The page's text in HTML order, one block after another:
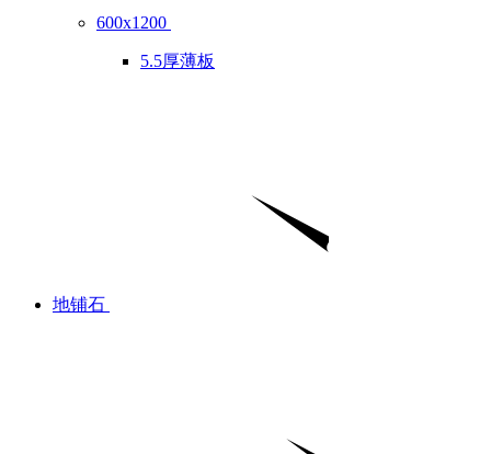
600x1200
5.5厚薄板
地铺石